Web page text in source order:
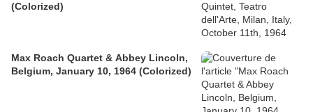
(Colorized)
Max Roach Quartet & Abbey Lincoln,
Belgium, January 10, 1964 (Colorized)